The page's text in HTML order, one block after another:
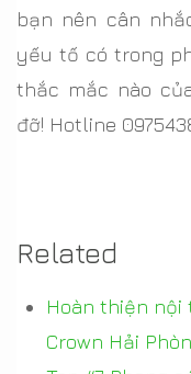
bạn nên cân
yếu tố có trong
thắc mắc nào
đỡ! Hotline
Related
Hoàn thiện nội
Crown Hải